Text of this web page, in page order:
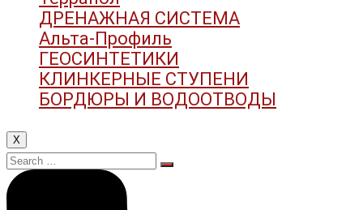
ДРЕНАЖНАЯ СИСТЕМА
Альта-Профиль
ГЕОСИНТЕТИКИ
КЛИНКЕРНЫЕ СТУПЕНИ
БОРДЮРЫ И ВОДООТВОДЫ
X
Search
for: